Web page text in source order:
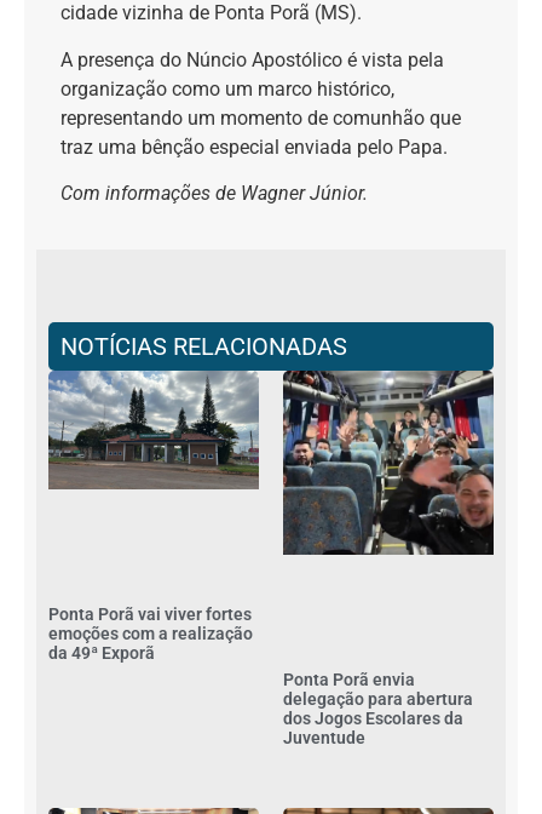
cidade vizinha de Ponta Porã (MS).
A presença do Núncio Apostólico é vista pela
organização como um marco histórico,
representando um momento de comunhão que
traz uma bênção especial enviada pelo Papa.
Com informações de Wagner Júnior.
NOTÍCIAS RELACIONADAS
Ponta Porã vai viver fortes
emoções com a realização
da 49ª Exporã
Ponta Porã envia
delegação para abertura
dos Jogos Escolares da
Juventude